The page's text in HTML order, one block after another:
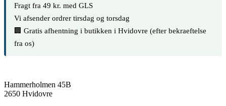
Fragt fra 49 kr. med GLS
Vi afsender ordrer tirsdag og torsdag
🏢 Gratis afhentning i butikken i Hvidovre (efter bekraeftelse
fra os)
Hammerholmen 45B
2650 Hvidovre